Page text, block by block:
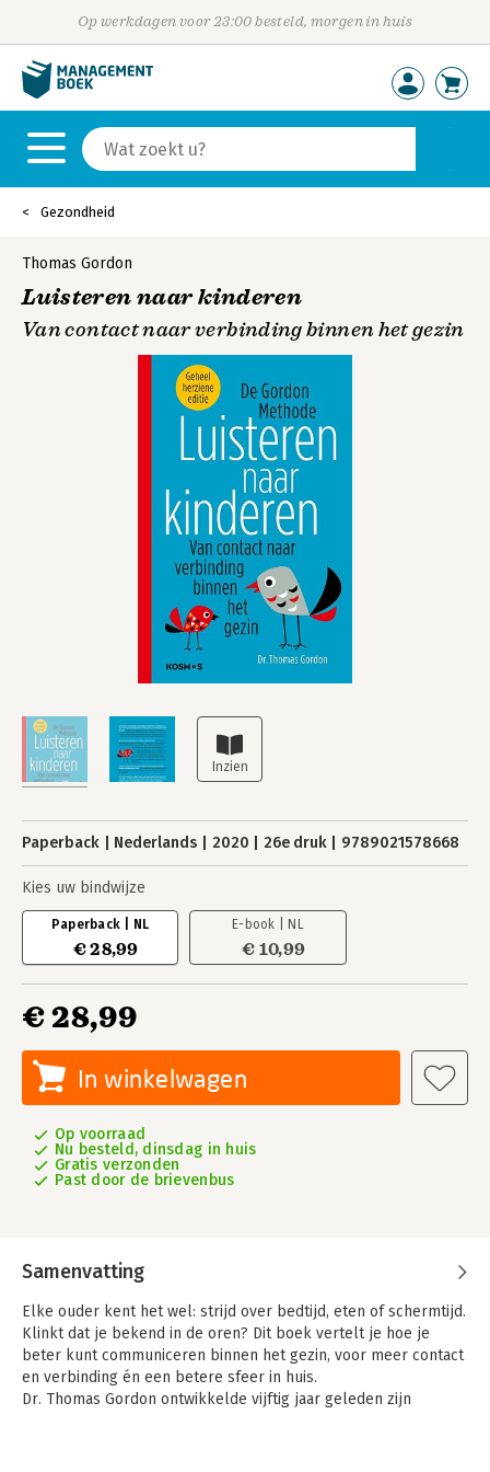
Op werkdagen voor 23:00 besteld, morgen in huis
Gezondheid
Thomas Gordon
Luisteren naar kinderen
Van contact naar verbinding binnen het gezin
Paperback Nederlands 2020 26e druk 9789021578668
Kies uw bindwijze
Paperback | NL
€ 28,99
E-book | NL
€ 10,99
€ 28,99
In winkelwagen
Op voorraad
Nu besteld, dinsdag in huis
Gratis verzonden
Past door de brievenbus
Samenvatting
Elke ouder kent het wel: strijd over bedtijd, eten of schermtijd.
Klinkt dat je bekend in de oren? Dit boek vertelt je hoe je
beter kunt communiceren binnen het gezin, voor meer contact
en verbinding én een betere sfeer in huis.
Dr. Thomas Gordon ontwikkelde vijftig jaar geleden zijn